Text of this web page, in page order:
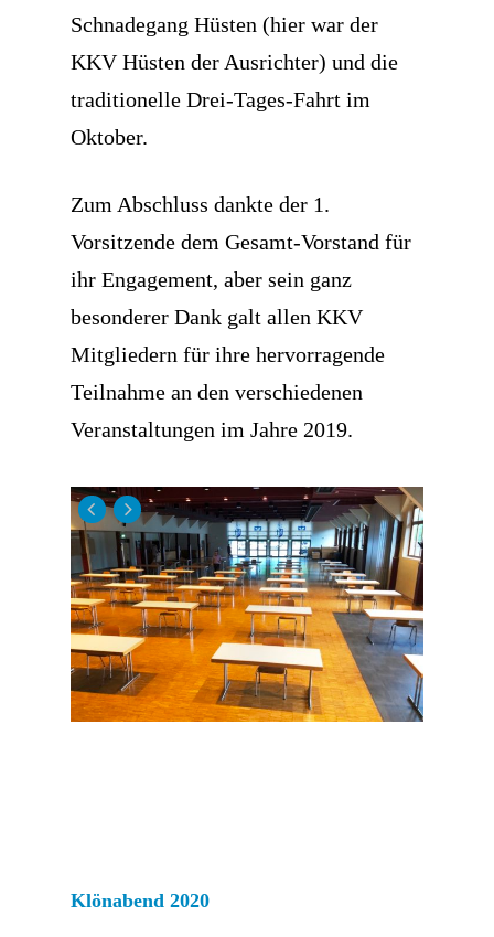
Schnadegang Hüsten (hier war der
KKV Hüsten der Ausrichter) und die
traditionelle Drei-Tages-Fahrt im
Oktober.
Zum Abschluss dankte der 1.
Vorsitzende dem Gesamt-Vorstand für
ihr Engagement, aber sein ganz
besonderer Dank galt allen KKV
Mitgliedern für ihre hervorragende
Teilnahme an den verschiedenen
Veranstaltungen im Jahre 2019.
Klönabend 2020